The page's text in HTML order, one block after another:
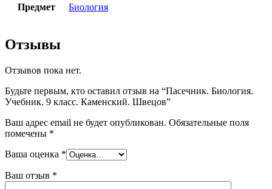
Предмет Биология
Отзывы
Отзывов пока нет.
Будьте первым, кто оставил отзыв на “Пасечник. Биология.
Учебник. 9 класс. Каменский. Швецов”
Ваш адрес email не будет опубликован. Обязательные поля
помечены *
Ваша оценка *
Ваш отзыв *